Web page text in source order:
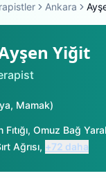
Ankara
Yiğit
, Mamak)
, Omuz Bağ
Ağrısı, +72 daha